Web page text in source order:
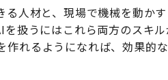
人材と、現場で機械を動か
扱うにはこれら両方のスキ
れるようになれば、効果的